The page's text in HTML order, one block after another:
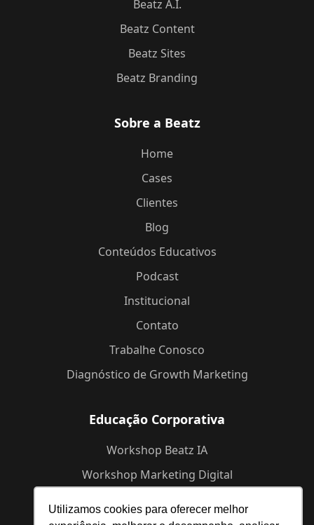
Utilizamos cookies para oferecer melhor
Beatz A.I.
Beatz Content
Beatz Sites
Beatz Branding
Sobre a Beatz
Home
Cases
Clientes
Blog
Conteúdos Educativos
Podcast
Institucional
Contato
Trabalhe Conosco
Diagnóstico de Growth Marketing
Educação Corporativa
Workshop Beatz IA
Workshop Marketing Digital